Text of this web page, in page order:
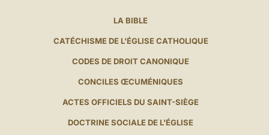
LA BIBLE
CATÉCHISME DE L'ÉGLISE CATHOLIQUE
CODES DE DROIT CANONIQUE
CONCILES ŒCUMÉNIQUES
ACTES OFFICIELS DU SAINT-SIÈGE
DOCTRINE SOCIALE DE L'ÉGLISE